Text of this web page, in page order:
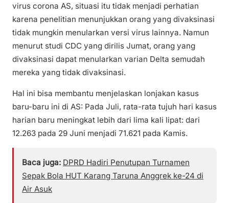
virus corona AS, situasi itu tidak menjadi perhatian
karena penelitian menunjukkan orang yang divaksinasi
tidak mungkin menularkan versi virus lainnya. Namun
menurut studi CDC yang dirilis Jumat, orang yang
divaksinasi dapat menularkan varian Delta semudah
mereka yang tidak divaksinasi.
Hal ini bisa membantu menjelaskan lonjakan kasus
baru-baru ini di AS: Pada Juli, rata-rata tujuh hari kasus
harian baru meningkat lebih dari lima kali lipat: dari
12.263 pada 29 Juni menjadi 71.621 pada Kamis.
Baca juga: DPRD Hadiri Penutupan Turnamen
Sepak Bola HUT Karang Taruna Anggrek ke-24 di
Air Asuk